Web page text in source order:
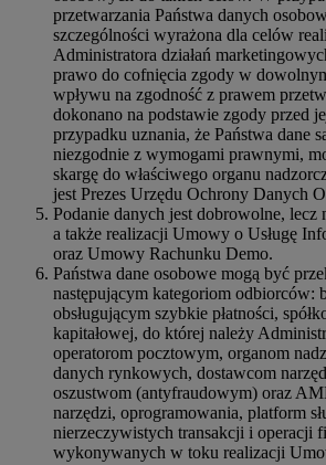
przetwarzania Państwa danych
szczególności wyrażona dla celów
Administratora działań
prawo do cofnięcia zgody w
wpływu na zgodność z prawem
dokonano na podstawie zgody przed
przypadku uznania, że Państwa dane
niezgodnie z wymogami prawnymi,
skargę do właściwego organu
jest Prezes Urzędu Ochrony Danych
Podanie danych jest dobrowolne, lecz
a także realizacji Umowy o Usługę
oraz Umowy Rachunku Demo.
Państwa dane osobowe mogą być
następującym kategoriom odbiorców:
obsługującym szybkie płatności,
kapitałowej, do której należy
operatorom pocztowym, organom
danych rynkowych, dostawcom
oszustwom (antyfraudowym) oraz
narzędzi, oprogramowania, platform
nierzeczywistych transakcji i operacji
wykonywanych w toku realizacji